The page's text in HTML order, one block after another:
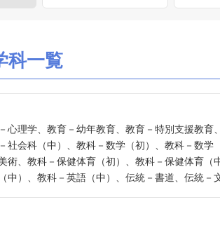
科一覧
心理学、教育－幼年教育、教育－特別支援教
社会科（中）、教科－数学（初）、教科－数
術、教科－保健体育（初）、教科－保健体育（
中）、教科－英語（中）、伝統－書道、伝統－